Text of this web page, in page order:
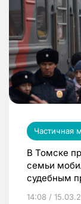
Частичная
В Томске
семьи
судебным
14:08 /